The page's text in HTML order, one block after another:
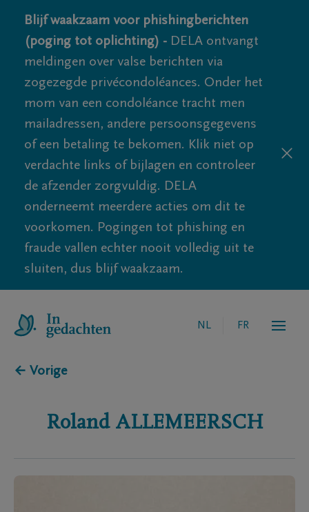
Blijf waakzaam voor phishingberichten
(poging tot oplichting) - DELA ontvangt
meldingen over valse berichten via
zogezegde privécondoléances. Onder het
mom van een condoléance tracht men
mailadressen, andere persoonsgegevens
of een betaling te bekomen. Klik niet op
verdachte links of bijlagen en controleer
de afzender zorgvuldig. DELA
onderneemt meerdere acties om dit te
voorkomen. Pogingen tot phishing en
fraude vallen echter nooit volledig uit te
sluiten, dus blijf waakzaam.
NL FR
← Vorige
Roland ALLEMEERSCH